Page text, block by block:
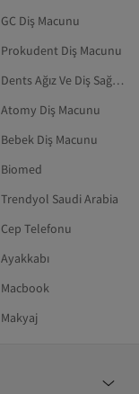
GC Diş Macunu
Prokudent Diş Macunu
Dents Ağız Ve Diş Sağlığı
Atomy Diş Macunu
Bebek Diş Macunu
Biomed
Trendyol Saudi Arabia
Cep Telefonu
Ayakkabı
Macbook
Makyaj